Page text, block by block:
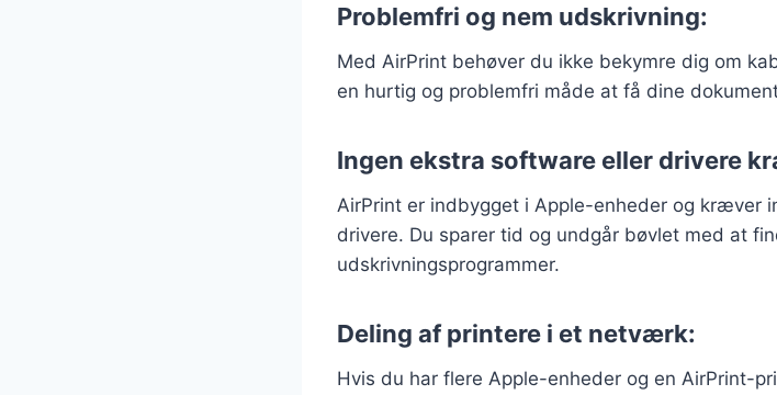
Problemfri og nem udskrivning:
Med AirPrint behøver du ikke bekymre dig om
en hurtig og problemfri måde at få dine
Ingen ekstra software eller drivere
AirPrint er indbygget i Apple-enheder og kræver
drivere. Du sparer tid og undgår bøvlet med at
udskrivningsprogrammer.
Deling af printere i et netværk:
Hvis du har flere Apple-enheder og en AirPrint-